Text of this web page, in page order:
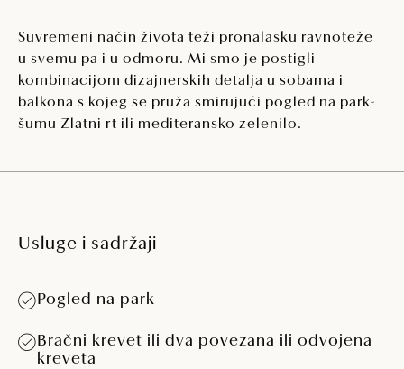
Suvremeni način života teži pronalasku ravnoteže
u svemu pa i u odmoru. Mi smo je postigli
kombinacijom dizajnerskih detalja u sobama i
balkona s kojeg se pruža smirujući pogled na park-
šumu Zlatni rt ili mediteransko zelenilo.
Usluge i sadržaji
Pogled na park
Bračni krevet ili dva povezana ili odvojena
kreveta